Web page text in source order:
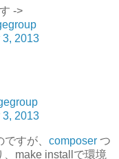
->
3, 2013
3, 2013
すが、 composer つ
make installで環境